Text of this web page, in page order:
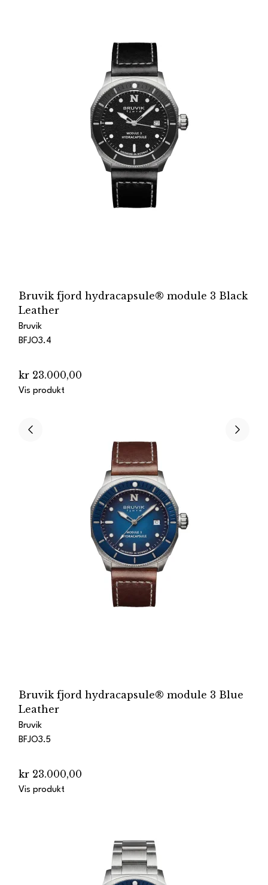
Bruvik fjord hydracapsule® module 3 Black
Leather
Bruvik
BFJO3.4
kr 23.000,00
Vis produkt
Bruvik fjord hydracapsule® module 3 Blue
Leather
Bruvik
BFJO3.5
kr 23.000,00
Vis produkt